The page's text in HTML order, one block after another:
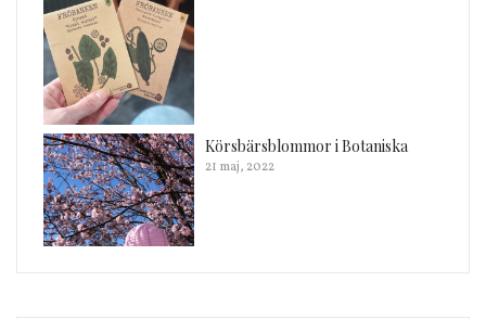
Körsbärsblommor i Botaniska
21 maj, 2022